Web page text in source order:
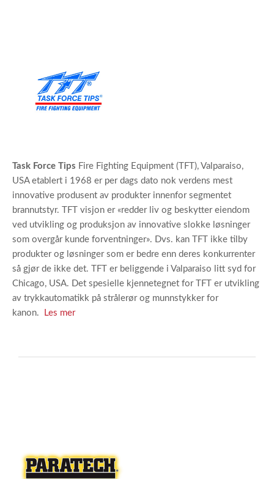
Task Force Tips Fire Fighting Equipment (TFT), Valparaiso,
USA etablert i 1968 er per dags dato nok verdens mest
innovative produsent av produkter innenfor segmentet
brannutstyr. TFT visjon er «redder liv og beskytter eiendom
ved utvikling og produksjon av innovative slokke løsninger
som overgår kunde forventninger». Dvs. kan TFT ikke tilby
produkter og løsninger som er bedre enn deres konkurrenter
så gjør de ikke det. TFT er beliggende i Valparaiso litt syd for
Chicago, USA. Det spesielle kjennetegnet for TFT er utvikling
av trykkautomatikk på strålerør og munnstykker for
kanon.
Les mer